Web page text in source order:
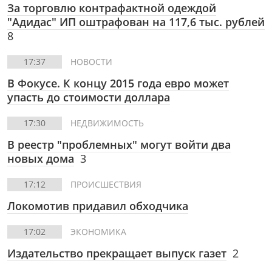
За торговлю контрафактной одеждой
"Адидас" ИП оштрафован на 117,6 тыс. рублей
8
17:37 НОВОСТИ
В Фокусе. К концу 2015 года евро может
упасть до стоимости доллара
17:30 НЕДВИЖИМОСТЬ
В реестр "проблемных" могут войти два
новых дома 3
17:12 ПРОИСШЕСТВИЯ
Локомотив придавил обходчика
17:02 ЭКОНОМИКА
Издательство прекращает выпуск газет 2